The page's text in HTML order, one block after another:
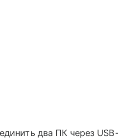
два ПК через